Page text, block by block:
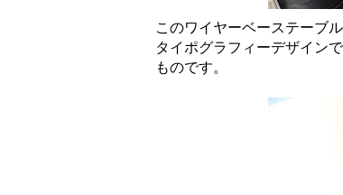
このワイヤーベーステーブ
タイポグラフィーデザイン
ものです。